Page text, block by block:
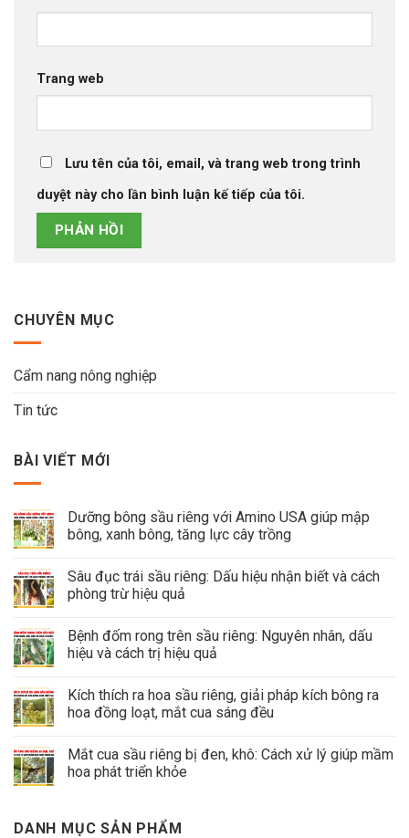
Trang web
Lưu tên của tôi, email, và trang web trong trình
duyệt này cho lần bình luận kế tiếp của tôi.
CHUYÊN MỤC
Cẩm nang nông nghiệp
Tin tức
BÀI VIẾT MỚI
Dưỡng bông sầu riêng với Amino USA giúp mập
bông, xanh bông, tăng lực cây trồng
Sâu đục trái sầu riêng: Dấu hiệu nhận biết và cách
phòng trừ hiệu quả
Bệnh đốm rong trên sầu riêng: Nguyên nhân, dấu
hiệu và cách trị hiệu quả
Kích thích ra hoa sầu riêng, giải pháp kích bông ra
hoa đồng loạt, mắt cua sáng đều
Mắt cua sầu riêng bị đen, khô: Cách xử lý giúp mầm
hoa phát triển khỏe
DANH MỤC SẢN PHẨM